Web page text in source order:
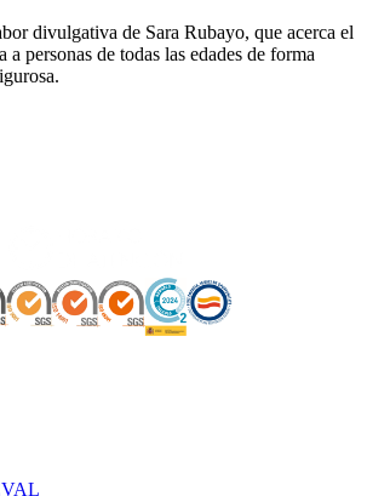
divulgativa de Sara Rubayo, que acerca el
a personas de todas las edades de forma